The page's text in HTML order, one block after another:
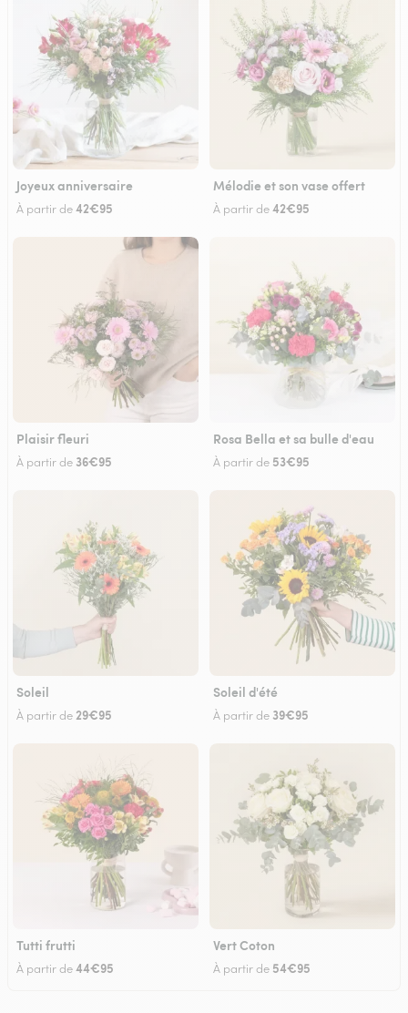
Joyeux anniversaire
À partir de42€95
Mélodie et son vase offert
À partir de42€95
Plaisir fleuri
À partir de 36€95
Rosa Bella et sa bulle d'eau
À partir de 53€95
Soleil
À partir de 29€95
Soleil d'été
À partir de 39€95
Tutti frutti
À partir de44€95
Vert Coton
À partir de 54€95